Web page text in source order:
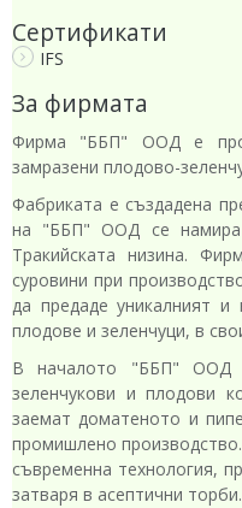
Сертификати
IFS
За фирмата
Фирма "ББП" ООД е
замразени плодово-
Фабриката е създадена
на "ББП" ООД се
Тракийската низина.
суровини при
да предаде уникалният и
плодове и зеленчуци, в
В началото "ББП" ООД
зеленчукови и плодови
заемат доматеното и
промишлено
съвременна технология,
затваря в асептични торби.